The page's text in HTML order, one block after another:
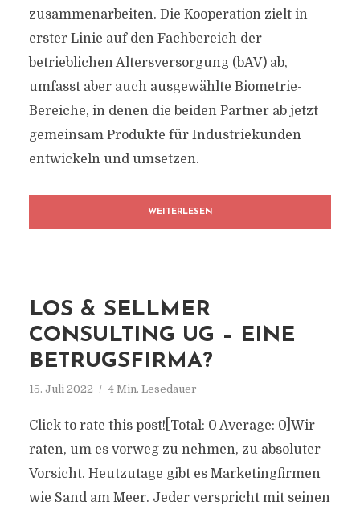
zusammenarbeiten. Die Kooperation zielt in
erster Linie auf den Fachbereich der
betrieblichen Altersversorgung (bAV) ab,
umfasst aber auch ausgewählte Biometrie-
Bereiche, in denen die beiden Partner ab jetzt
gemeinsam Produkte für Industriekunden
entwickeln und umsetzen.
WEITERLESEN
LOS & SELLMER
CONSULTING UG – EINE
BETRUGSFIRMA?
15. Juli 2022 4 Min. Lesedauer
Click to rate this post![Total: 0 Average: 0]Wir
raten, um es vorweg zu nehmen, zu absoluter
Vorsicht. Heutzutage gibt es Marketingfirmen
wie Sand am Meer. Jeder verspricht mit seinen